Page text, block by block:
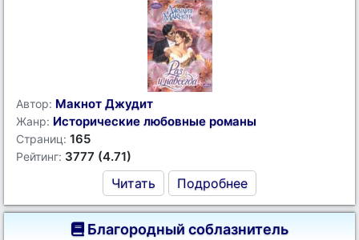
Автор: Макнот Джудит
Жанр: Исторические любовные романы
Страниц: 165
Рейтинг: 3777 (4.71)
Читать Подробнее
Благородный соблазнитель